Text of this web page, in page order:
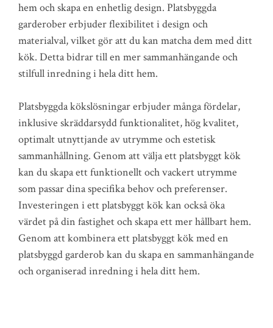
hem och skapa en enhetlig design. Platsbyggda
garderober erbjuder flexibilitet i design och
materialval, vilket gör att du kan matcha dem med ditt
kök. Detta bidrar till en mer sammanhängande och
stilfull inredning i hela ditt hem.
Platsbyggda kökslösningar erbjuder många fördelar,
inklusive skräddarsydd funktionalitet, hög kvalitet,
optimalt utnyttjande av utrymme och estetisk
sammanhållning. Genom att välja ett platsbyggt kök
kan du skapa ett funktionellt och vackert utrymme
som passar dina specifika behov och preferenser.
Investeringen i ett platsbyggt kök kan också öka
värdet på din fastighet och skapa ett mer hållbart hem.
Genom att kombinera ett platsbyggt kök med en
platsbyggd garderob kan du skapa en sammanhängande
och organiserad inredning i hela ditt hem.